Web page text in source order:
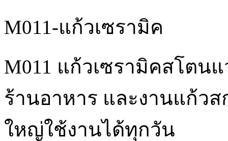
M011-แก้วเซรามิค
M011 แก้วเซรามิคสโตน
ร้านอาหาร และงานแก้ว
ใหญ่ใช้งานได้ทุกวัน